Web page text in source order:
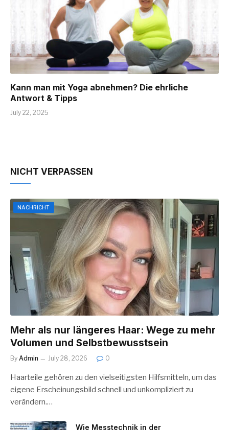
Kann man mit Yoga abnehmen? Die ehrliche
Antwort & Tipps
July 22, 2025
NICHT VERPASSEN
NACHRICHT
Mehr als nur längeres Haar: Wege zu mehr
Volumen und Selbstbewusstsein
By Admin July 28, 2026 0
Haarteile gehören zu den vielseitigsten Hilfsmitteln, um das
eigene Erscheinungsbild schnell und unkompliziert zu
verändern.…
Wie Messtechnik in der